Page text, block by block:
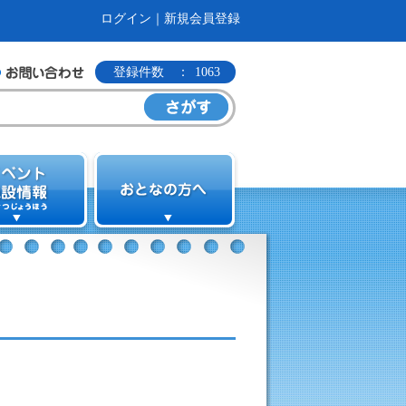
ログイン 新規会員登録
登録件数 ： 1063